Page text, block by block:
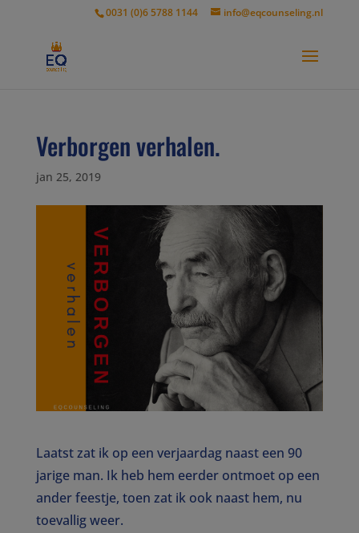
0031 (0)6 5788 1144 info@eqcounseling.nl
Verborgen verhalen.
jan 25, 2019
Laatst zat ik op een verjaardag naast een 90
jarige man. Ik heb hem eerder ontmoet op een
ander feestje, toen zat ik ook naast hem, nu
toevallig weer.
modal-check